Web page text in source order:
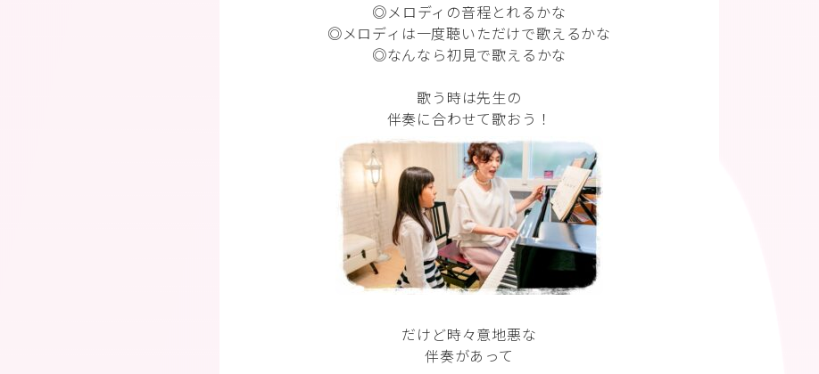
◎メロディの音程とれるかな
◎メロディは一度聴いただけで歌えるかな
◎なんなら初見で歌えるかな
歌う時は先生の
伴奏に合わせて歌おう！
だけど時々意地悪な
伴奏があって